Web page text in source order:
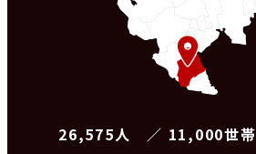
26,575人 ／ 11,000世帯